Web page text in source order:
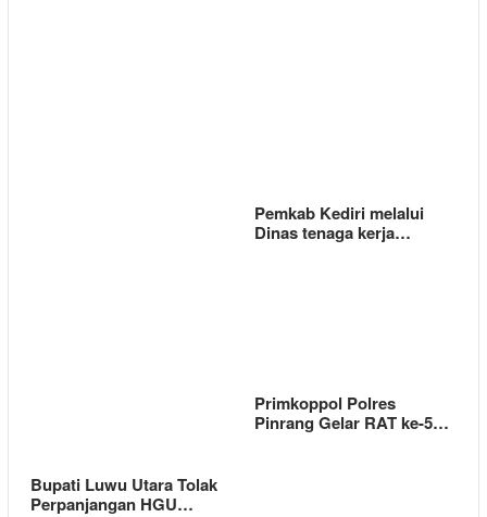
Pemkab Kediri melalui
Dinas tenaga kerja…
Bupati Luwu Utara Tolak
Perpanjangan HGU…
Primkoppol Polres
Pinrang Gelar RAT ke-5…